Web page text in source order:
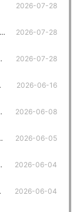
2026-07-28
2026-07-28
2026-07-28
2026-06-16
2026-06-08
2026-06-05
2026-06-04
2026-06-04